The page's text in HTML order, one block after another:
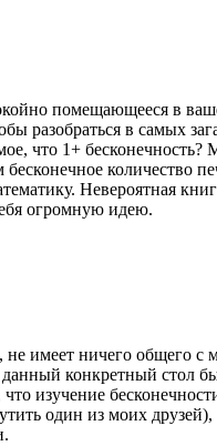
помещающееся в
разобраться в самых
что 1+
количество
Невероятная
огромную идею.
имеет ничего общего
конкретный стол
изучение
один из моих